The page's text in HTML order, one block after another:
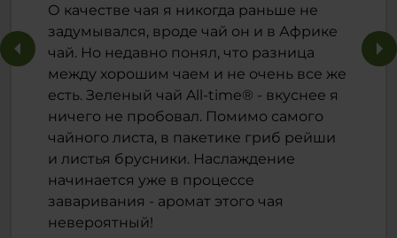
О качестве чая я никогда раньше не
задумывался, вроде чай он и в Африке
чай. Но недавно понял, что разница
между хорошим чаем и не очень все же
есть. Зеленый чай All-time® - вкуснее я
ничего не пробовал. Помимо самого
чайного листа, в пакетике гриб рейши
и листья брусники. Наслаждение
начинается уже в процессе
заваривания - аромат этого чая
невероятный!